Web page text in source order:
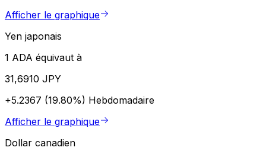
Afficher le graphique
Yen japonais
1 ADA équivaut à
31,6910 JPY
+5.2367 (19.80%) Hebdomadaire
Afficher le graphique
Dollar canadien